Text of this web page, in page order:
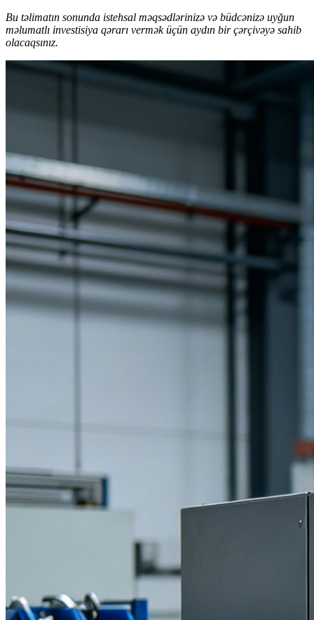
Bu təlimatın sonunda istehsal məqsədlərinizə və büdcənizə uyğun
məlumatlı investisiya qərarı vermək üçün aydın bir çərçivəyə sahib
olacaqsınız.